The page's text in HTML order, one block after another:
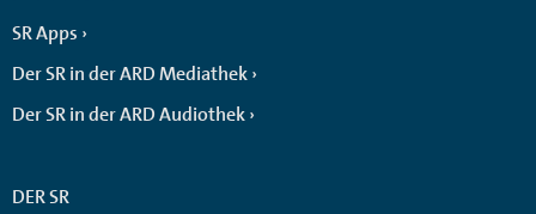
SR Apps
Der SR in der ARD Mediathek
Der SR in der ARD Audiothek
DER SR